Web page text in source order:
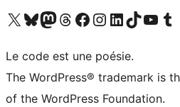
Visit our X (formerly Twitter) account
Visitez notre compte Bluesky
Visit our Mastodon account
Visitez notre compte Threads
Visit our Facebook page
Visit our Instagram account
Visit our LinkedIn account
Visitez notre compte TikTok
Visit our Visitez
Le code est une poésie.
The WordPress® trademark is
of the WordPress Foundation.